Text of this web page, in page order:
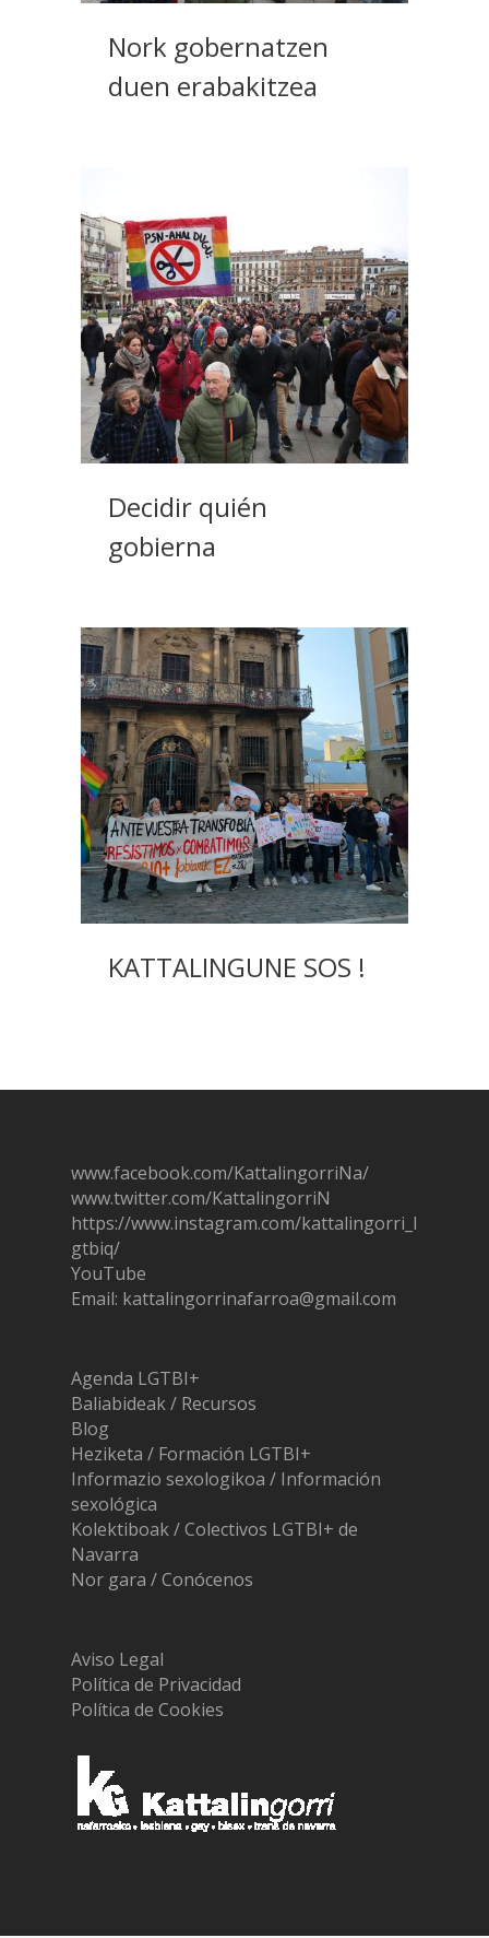
Nork gobernatzen
duen erabakitzea
Decidir quién
gobierna
KATTALINGUNE SOS !
www.facebook.com/KattalingorriNa/
www.twitter.com/KattalingorriN
https://www.instagram.com/kattalingorri_l
gtbiq/
YouTube
Email: kattalingorrinafarroa@gmail.com
Agenda LGTBI+
Baliabideak / Recursos
Blog
Heziketa / Formación LGTBI+
Informazio sexologikoa / Información
sexológica
Kolektiboak / Colectivos LGTBI+ de
Navarra
Nor gara / Conócenos
Aviso Legal
Política de Privacidad
Política de Cookies